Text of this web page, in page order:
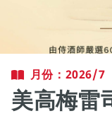
月份：2026/7
美高梅雷